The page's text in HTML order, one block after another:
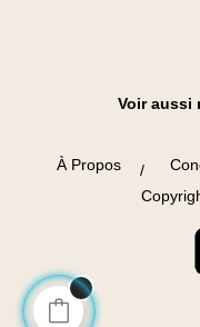
Voir aussi
À Propos